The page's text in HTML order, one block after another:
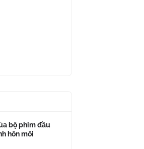
bộ phim đầu
hôn môi